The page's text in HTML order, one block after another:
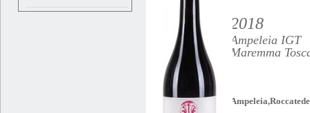
2018
Ampeleia IGT
Maremma